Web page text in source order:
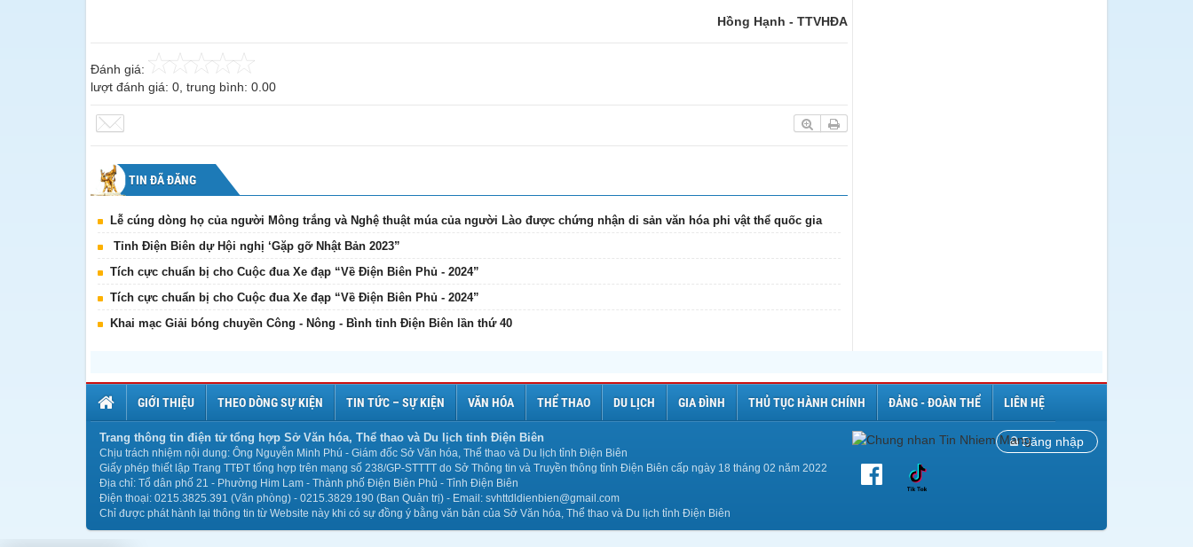
Hồng Hạnh - TTVHĐA
Đánh giá:
lượt đánh giá: 0 , trung bình: 0.00
TIN ĐÃ ĐĂNG
Lễ cúng dòng họ của người Mông trắng và Nghệ thuật múa của người Lào được chứng nhận di sản văn hóa phi vật thể quốc gia
Tỉnh Điện Biên dự Hội nghị ‘Gặp gỡ Nhật Bản 2023”
Tích cực chuẩn bị cho Cuộc đua Xe đạp “Về Điện Biên Phủ - 2024”
Tích cực chuẩn bị cho Cuộc đua Xe đạp “Về Điện Biên Phủ - 2024”
Khai mạc Giải bóng chuyền Công - Nông - Bình tỉnh Điện Biên lần thứ 40
GIỚI THIỆU THEO DÒNG SỰ KIỆN TIN TỨC – SỰ KIỆN VĂN HÓA THỂ THAO DU LỊCH GIA ĐÌNH THỦ TỤC HÀNH CHÍNH ĐẢNG - ĐOÀN THỂ LIÊN HỆ
Đăng nhập
Trang thông tin điện tử tổng hợp Sở Văn hóa, Thể thao và Du lịch tỉnh Điện Biên
Chịu trách nhiệm nội dung: Ông Nguyễn Minh Phú - Giám đốc Sở Văn hóa, Thể thao và Du lịch tỉnh Điện Biên
Giấy phép thiết lập Trang TTĐT tổng hợp trên mạng số 238/GP-STTTT do Sở Thông tin và Truyền thông tỉnh Điện Biên cấp ngày 18 tháng 02 năm 2022
Địa chỉ: Tổ dân phố 21 - Phường Him Lam - Thành phố Điện Biên Phủ - Tỉnh Điện Biên
Điện thoại: 0215.3825.391 (Văn phòng) - 0215.3829.190 (Ban Quản trị) - Email: svhttdldienbien@gmail.com
Chỉ được phát hành lại thông tin từ Website này khi có sự đồng ý bằng văn bản của Sở Văn hóa, Thể thao và Du lịch tỉnh Điện Biên